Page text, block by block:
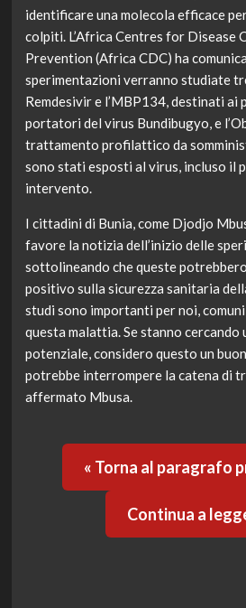
identificare una molecola efficace
colpiti. L’Africa Centres for Disease
Prevention (Africa CDC) ha
sperimentazioni verranno studiate
Remdesivir e l’MBP134, destinati ai
portatori del virus Bundibugyo, e
trattamento profilattico da
sono stati esposti al virus, incluso il
intervento.
I cittadini di Bunia, come Djodjo
favore la notizia dell’inizio delle
sottolineando che queste
positivo sulla sicurezza sanitaria
studi sono importanti per noi,
questa malattia. Se stanno
potenziale, considero questo un
potrebbe interrompere la catena di
affermato Mbusa.
« Torna al paragrafo
Continua a